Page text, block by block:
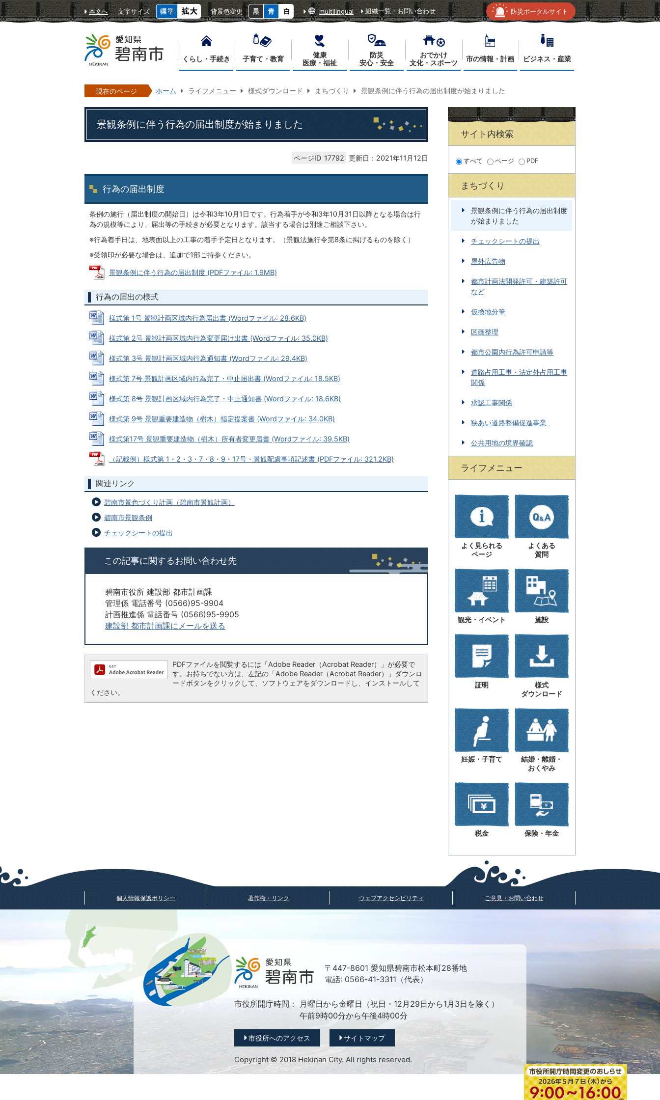
本文へ 文字サイズ 背景色変更 multilingual 組織一覧・お問い合わせ 防災ポータルサイト
くらし・手続き 子育て・教育
健康
医療・福祉
防災
安心・安全
おでかけ
文化・スポーツ
市の情報・計画 ビジネス・産業
現在のページ ホーム ライフメニュー 様式ダウンロード まちづくり 景観条例に伴う行為の届出制度が始まりました
景観条例に伴う行為の届出制度が始まりました
ページID 17792 更新日：2021年11月12日
行為の届出制度
条例の施行（届出制度の開始日）は令和3年10月1日です。行為着手が令和3年10月31日以降となる場合は行
為の規模等により、届出等の手続きが必要となります。該当する場合は別途ご相談下さい。
※行為着手日は、地表面以上の工事の着手予定日となります。（景観法施行令第8条に掲げるものを除く）
※受領印が必要な場合は、追加で1部ご持参ください。
景観条例に伴う行為の届出制度 (PDFファイル: 1.9MB)
行為の届出の様式
様式第 1号 景観計画区域内行為届出書 (Wordファイル: 28.6KB)
様式第 2号 景観計画区域内行為変更届け出書 (Wordファイル: 35.0KB)
様式第 3号 景観計画区域内行為通知書 (Wordファイル: 29.4KB)
様式第 7号 景観計画区域内行為完了・中止届出書 (Wordファイル: 18.5KB)
様式第 8号 景観計画区域内行為完了・中止通知書 (Wordファイル: 18.6KB)
様式第 9号 景観重要建造物（樹木）指定提案書 (Wordファイル: 34.0KB)
様式第17号 景観重要建造物（樹木）所有者変更届書 (Wordファイル: 39.5KB)
（記載例）様式第 1・2・3・7・8・9・17号・景観配慮事項記述書 (PDFファイル: 321.2KB)
関連リンク
碧南市景色づくり計画（碧南市景観計画）
碧南市景観条例
チェックシートの提出
この記事に関するお問い合わせ先
碧南市役所 建設部 都市計画課
管理係 電話番号 (0566)95-9904
計画推進係 電話番号 (0566)95-9905
建設部 都市計画課にメールを送る
PDFファイルを閲覧するには「Adobe Reader（Acrobat Reader）」が必要で
す。お持ちでない方は、左記の「Adobe Reader（Acrobat Reader）」ダウンロ
ードボタンをクリックして、ソフトウェアをダウンロードし、インストールして
ください。
サイト内検索
すべて ページ PDF
まちづくり
景観条例に伴う行為の届出制度
が始まりました
チェックシートの提出
屋外広告物
都市計画法開発許可・建築許可
など
仮換地分筆
区画整理
都市公園内行為許可申請等
道路占用工事・法定外占用工事
関係
承認工事関係
狭あい道路整備促進事業
公共用地の境界確認
ライフメニュー
よく見られる
ページ
よくある
質問
観光・イベント 施設
証明
様式
ダウンロード
妊娠・子育て
結婚・離婚・
おくやみ
税金 保険・年金
個人情報保護ポリシー 著作権・リンク ウェブアクセシビリティ ご意見・お問い合わせ
〒447-8601 愛知県碧南市松本町28番地
電話: 0566-41-3311（代表）
市役所開庁時間：
月曜日から金曜日（祝日・12月29日から1月3日を除く）
午前9時00分から午後4時00分
市役所へのアクセス サイトマップ
Copyright © 2018 Hekinan City. All rights reserved.